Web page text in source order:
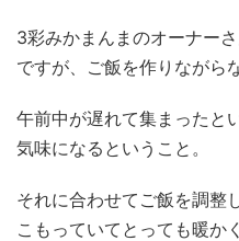
3彩みかまんまのオーナー
ですが、ご飯を作りながら
午前中が遅れて集まったと
気味になるということ。
それに合わせてご飯を調整
こもっていてとっても暖か